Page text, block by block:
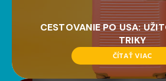
CESTOVANIE PO USA:
TRIKY
ČÍTAŤ VIAC